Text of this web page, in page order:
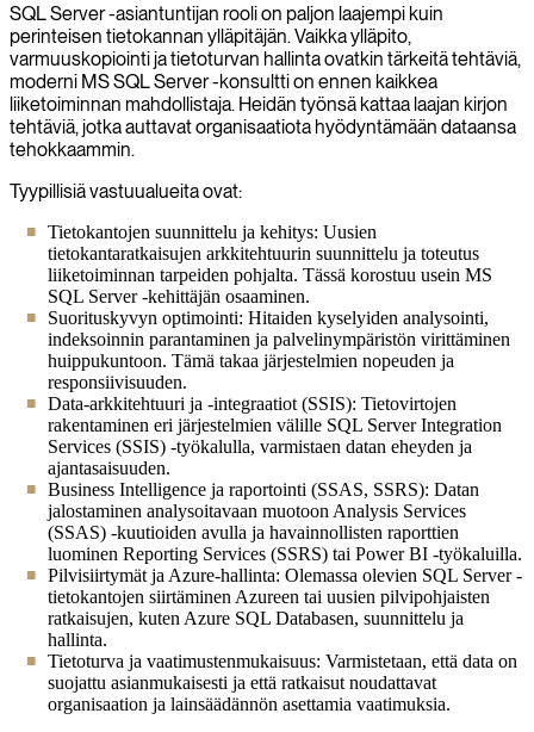
SQL Server -asiantuntijan rooli on paljon laajempi kuin
perinteisen tietokannan ylläpitäjän. Vaikka ylläpito,
varmuuskopiointi ja tietoturvan hallinta ovatkin tärkeitä tehtäviä,
moderni MS SQL Server -konsultti on ennen kaikkea
liiketoiminnan mahdollistaja. Heidän työnsä kattaa laajan kirjon
tehtäviä, jotka auttavat organisaatiota hyödyntämään dataansa
tehokkaammin.
Tyypillisiä vastuualueita ovat:
Tietokantojen suunnittelu ja kehitys: Uusien
tietokantaratkaisujen arkkitehtuurin suunnittelu ja toteutus
liiketoiminnan tarpeiden pohjalta. Tässä korostuu usein MS
SQL Server -kehittäjän osaaminen.
Suorituskyvyn optimointi: Hitaiden kyselyiden analysointi,
indeksoinnin parantaminen ja palvelinympäristön virittäminen
huippukuntoon. Tämä takaa järjestelmien nopeuden ja
responsiivisuuden.
Data-arkkitehtuuri ja -integraatiot (SSIS): Tietovirtojen
rakentaminen eri järjestelmien välille SQL Server Integration
Services (SSIS) -työkalulla, varmistaen datan eheyden ja
ajantasaisuuden.
Business Intelligence ja raportointi (SSAS, SSRS): Datan
jalostaminen analysoitavaan muotoon Analysis Services
(SSAS) -kuutioiden avulla ja havainnollisten raporttien
luominen Reporting Services (SSRS) tai Power BI -työkaluilla.
Pilvisiirtymät ja Azure-hallinta: Olemassa olevien SQL Server -
tietokantojen siirtäminen Azureen tai uusien pilvipohjaisten
ratkaisujen, kuten Azure SQL Databasen, suunnittelu ja
hallinta.
Tietoturva ja vaatimustenmukaisuus: Varmistetaan, että data on
suojattu asianmukaisesti ja että ratkaisut noudattavat
organisaation ja lainsäädännön asettamia vaatimuksia.